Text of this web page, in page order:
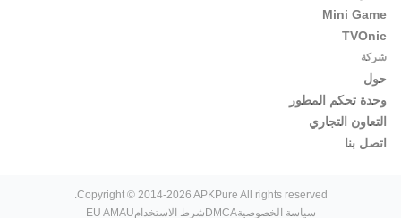
Mini Game
TVOnic
شركة
حول
وحدة تحكم المطور
التعاون التجاري
اتصل بنا
Copyright © 2014-2026 APKPure All rights reserved.
سياسة الخصوصيةDMCA شرط الاستخدامEU AMAU